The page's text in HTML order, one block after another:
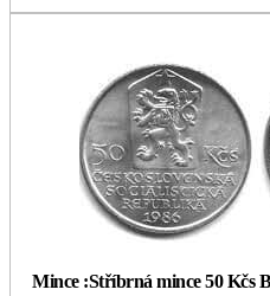
Mince :Stříbrná mince 50 Kčs